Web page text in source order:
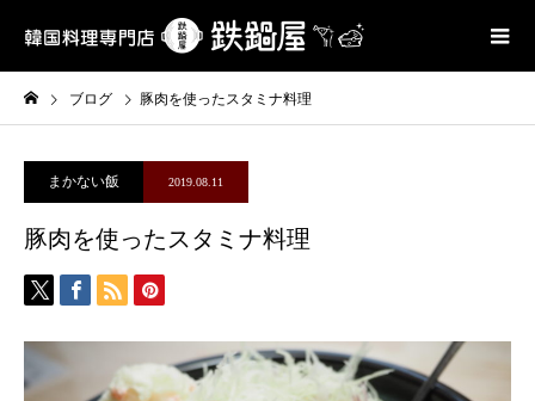
ブログ 豚肉を使ったスタミナ料理
まかない飯 2019.08.11
豚肉を使ったスタミナ料理